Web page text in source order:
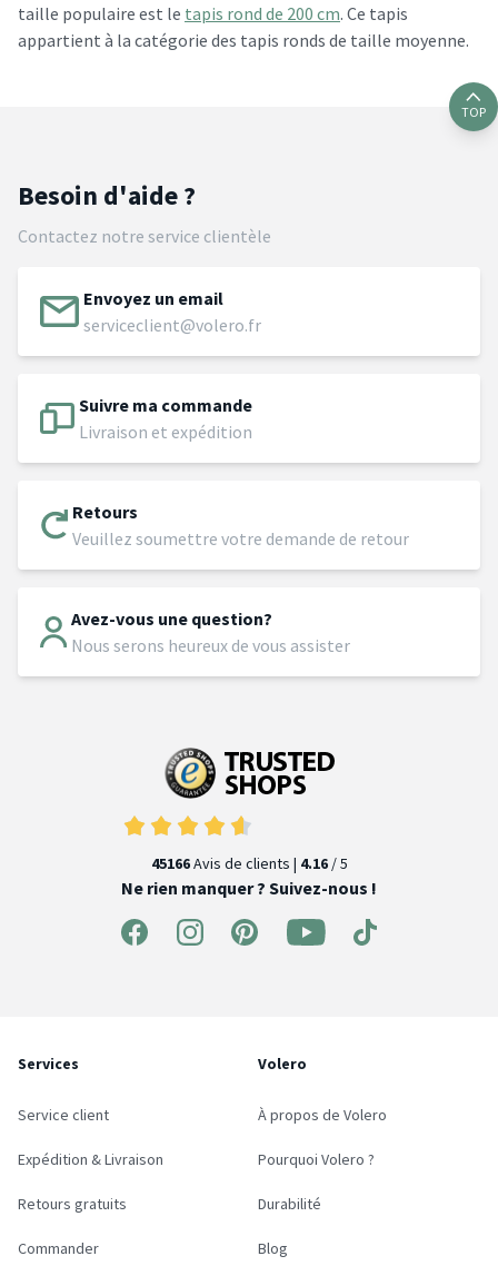
taille populaire est le tapis rond de 200 cm. Ce tapis
appartient à la catégorie des tapis ronds de taille moyenne.
TOP
Besoin d'aide ?
Contactez notre service clientèle
Envoyez un email
serviceclient@volero.fr
Suivre ma commande
Livraison et expédition
Retours
Veuillez soumettre votre demande de retour
Avez-vous une question?
Nous serons heureux de vous assister
45166Avis de clients | 4.16/ 5
Ne rien manquer ? Suivez-nous !
Services
Service client
Expédition & Livraison
Retours gratuits
Commander
Volero
À propos de Volero
Pourquoi Volero ?
Durabilité
Blog